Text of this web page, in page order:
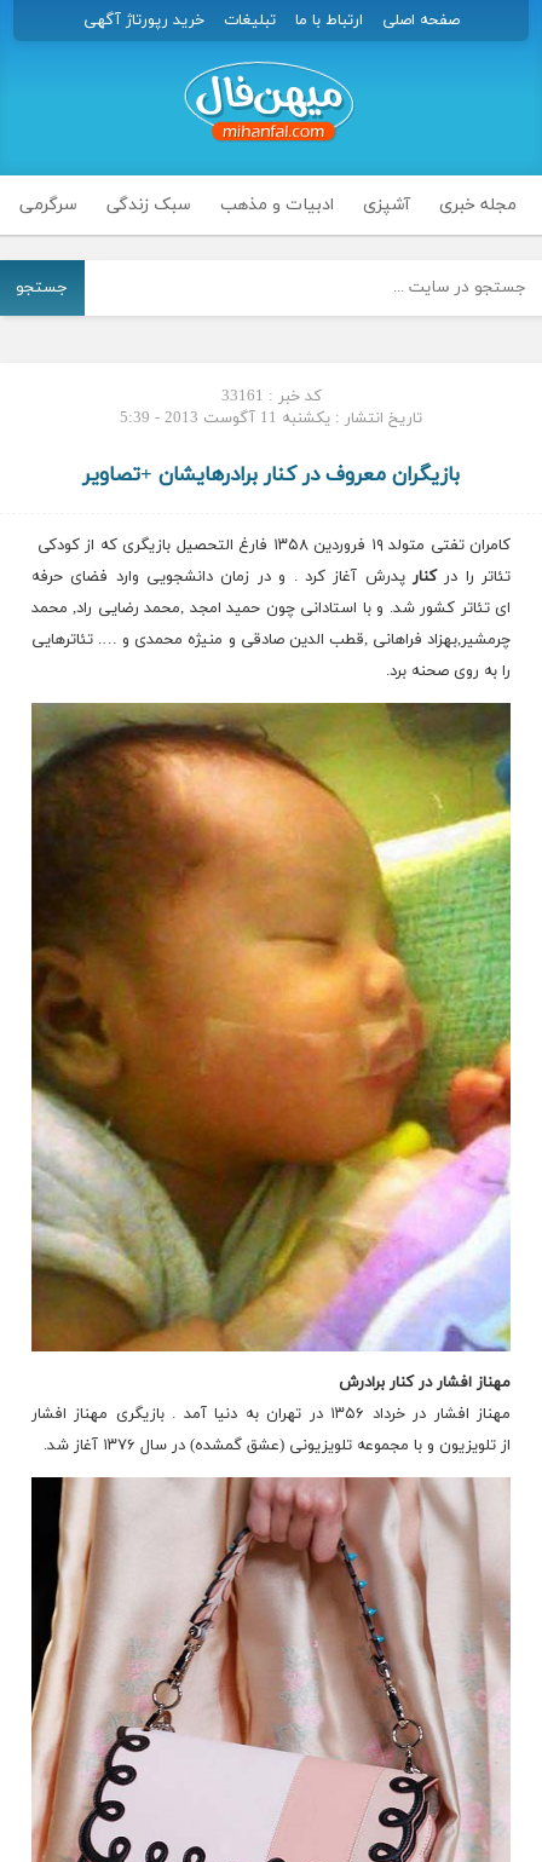
صفحه اصلی ارتباط با ما تبلیغات خرید رپورتاژ آگهی
مجله خبری آشپزی ادبیات و مذهب سبک زندگی سرگرمی
جستجو
کد خبر : 33161
تاریخ انتشار : یکشنبه 11 آگوست 2013 - 5:39
بازیگران معروف در کنار برادرهایشان +تصاویر
کامران تفتی متولد ۱۹ فروردین ۱۳۵۸ فارغ التحصیل بازیگری که از کودکی
تئاتر را درکنار پدرش آغاز کرد . و در زمان دانشجویی وارد فضای حرفه
ای تئاتر کشور شد. و با استادانی چون حمید امجد ,محمد رضایی راد, محمد
چرمشیر,بهزاد فراهانی ,قطب الدین صادقی و منیژه محمدی و …. تئاترهایی
را به روی صحنه برد.
مهناز افشار در کنار برادرش
مهناز افشار در خرداد ۱۳۵۶ در تهران به دنیا آمد . بازیگری مهناز افشار
از تلویزیون و با مجموعه تلویزیونی (عشق گمشده) در سال ۱۳۷۶ آغاز شد.